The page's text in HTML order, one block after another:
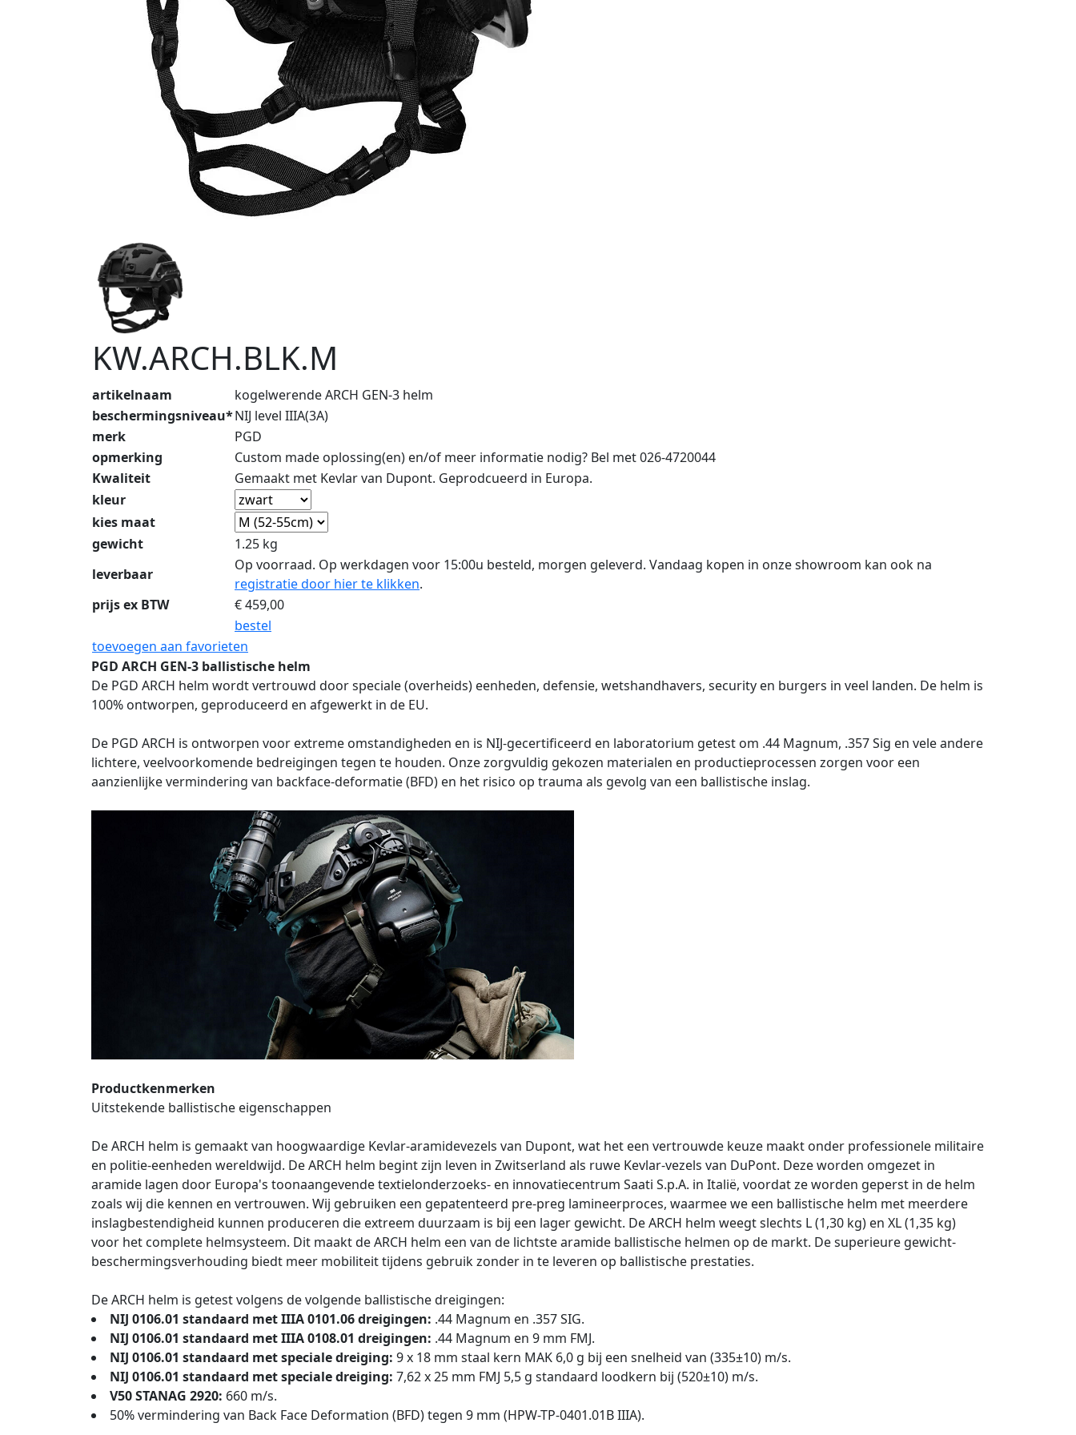
KW.ARCH.BLK.M
artikelnaam
kogelwerende ARCH GEN-3 helm
beschermingsniveau*NIJ level IIIA(3A)
merk
PGD
opmerking
Custom made oplossing(en) en/of meer informatie nodig? Bel met 026-4720044
Kwaliteit
Gemaakt met Kevlar van Dupont. Geprodcueerd in Europa.
kleur
kies maat
gewicht
1.25 kg
leverbaar
Op voorraad. Op werkdagen voor 15:00u besteld, morgen geleverd. Vandaag kopen in onze showroom kan ook na
registratie door hier te klikken.
prijs ex BTW
€459,00
bestel
toevoegen aan favorieten
PGD ARCH GEN-3 ballistische helm
De PGD ARCH helm wordt vertrouwd door speciale (overheids) eenheden, defensie, wetshandhavers, security en burgers in veel landen. De helm is
100% ontworpen, geproduceerd en afgewerkt in de EU.
De PGD ARCH is ontworpen voor extreme omstandigheden en is NIJ-gecertificeerd en laboratorium getest om .44 Magnum, .357 Sig en vele andere
lichtere, veelvoorkomende bedreigingen tegen te houden. Onze zorgvuldig gekozen materialen en productieprocessen zorgen voor een
aanzienlijke vermindering van backface-deformatie (BFD) en het risico op trauma als gevolg van een ballistische inslag.
Productkenmerken
Uitstekende ballistische eigenschappen
De ARCH helm is gemaakt van hoogwaardige Kevlar-aramidevezels van Dupont, wat het een vertrouwde keuze maakt onder professionele militaire
en politie-eenheden wereldwijd. De ARCH helm begint zijn leven in Zwitserland als ruwe Kevlar-vezels van DuPont. Deze worden omgezet in
aramide lagen door Europa's toonaangevende textielonderzoeks- en innovatiecentrum Saati S.p.A. in Italië, voordat ze worden geperst in de helm
zoals wij die kennen en vertrouwen. Wij gebruiken een gepatenteerd pre-preg lamineerproces, waarmee we een ballistische helm met meerdere
inslagbestendigheid kunnen produceren die extreem duurzaam is bij een lager gewicht. De ARCH helm weegt slechts L (1,30 kg) en XL (1,35 kg)
voor het complete helmsysteem. Dit maakt de ARCH helm een van de lichtste aramide ballistische helmen op de markt. De superieure gewicht-
beschermingsverhouding biedt meer mobiliteit tijdens gebruik zonder in te leveren op ballistische prestaties.
De ARCH helm is getest volgens de volgende ballistische dreigingen:
NIJ 0106.01 standaard met IIIA 0101.06 dreigingen: .44 Magnum en .357 SIG.
NIJ 0106.01 standaard met IIIA 0108.01 dreigingen: .44 Magnum en 9 mm FMJ.
NIJ 0106.01 standaard met speciale dreiging: 9 x 18 mm staal kern MAK 6,0 g bij een snelheid van (335±10) m/s.
NIJ 0106.01 standaard met speciale dreiging: 7,62 x 25 mm FMJ 5,5 g standaard loodkern bij (520±10) m/s.
V50 STANAG 2920: 660 m/s.
50% vermindering van Back Face Deformation (BFD) tegen 9 mm (HPW-TP-0401.01B IIIA).